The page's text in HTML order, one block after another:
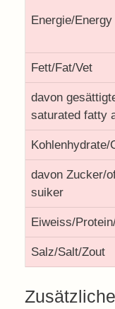
Energie/Energy
Fett/Fat/Vet
davon
saturated fatty
Kohlenhydrate/
davon Zucker/
suiker
Eiweiss/
Salz/Salt/Zout